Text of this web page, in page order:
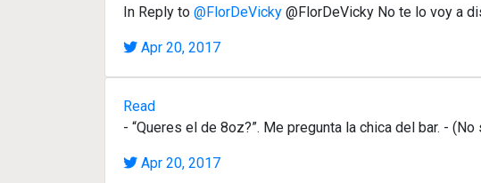
In Reply to @FlorDeVicky @FlorDeVicky No te lo voy a
Apr 20, 2017
Read
- “Queres el de 8oz?”. Me pregunta la chica del bar. -
Apr 20, 2017